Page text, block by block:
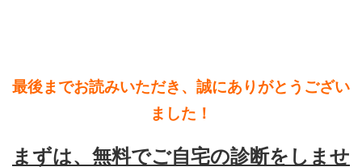
最後までお読みいただき、誠にありがとうござい
ました！
まずは、無料でご自宅の診断をしませ